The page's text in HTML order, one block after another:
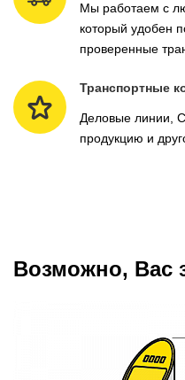
Мы работаем с
который удобен
проверенные
Транспортные
Деловые линии,
продукцию и
Возможно, Вас